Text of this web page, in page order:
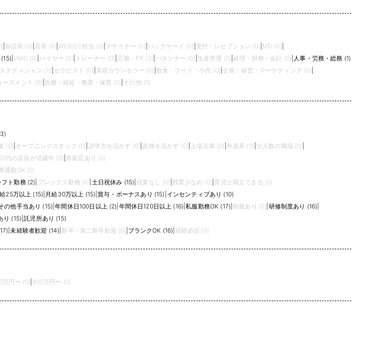
副店長 (0) 店長 (0) WEB/EC担当 (0) デザイナー (0) バックヤード (0) 受付・レセプション (0) MD (0)
VMD (0) バイヤー (0) トレーナー (0) 広報・PR (0) パタンナー (0) 生産管理 (0) |経理・財務・会計 (0) 人事・労務・総務 (1)
テティシャン (0) セラピスト (0) 美容カウンセラー (0) 飲食・フード・小売 (0) 企画・経営・マーケティング (0)
ーズメント (0) 医療・福祉・教育・保育 (0) その他 (0)
(0) オープニングスタッフ (0) 語学力を活かす (0) 資格を活かす (0) 上場企業 (0) 外資系 (0) 少人数の職場 (0)
代の店長が活躍中 (0) 路面店あり (0)
通勤OK (0)
フト勤務 (2) フレックス勤務 (0) 土日祝休み (15) |残業なし (0) 残業少なめ (0) 育児と両立できる (0)
25万以上 (15) 月給30万以上 (15) |賞与・ボーナスあり (15) インセンティブあり (10)
の他手当あり (15) |年間休日100日以上 (2) 年間休日120日以上 (16) |私服勤務OK (17) |制服あり (0) 研修制度あり (16)
り (15) |託児所あり (15)
|未経験者歓迎 (14) 新卒・第二新卒歓迎 (0) ブランクOK (16) 経験必須 (0)
万円〜 (0) 600万円〜 (0)